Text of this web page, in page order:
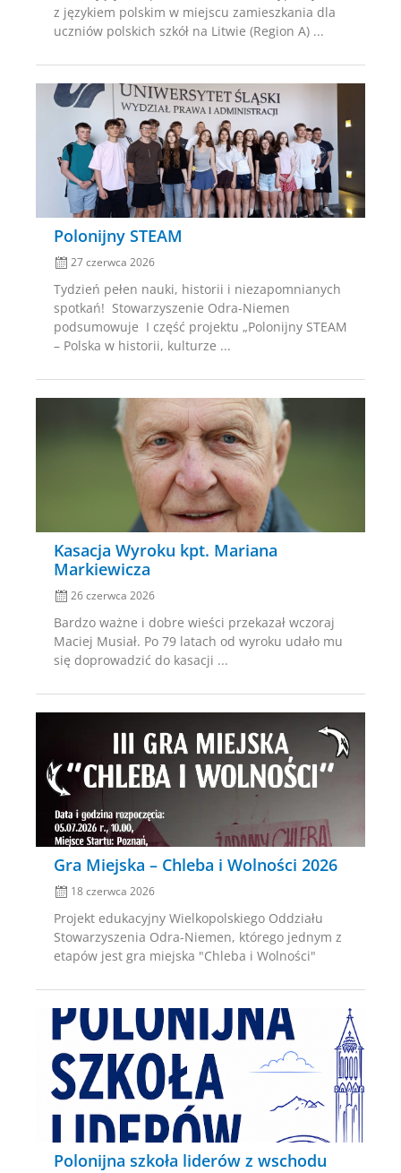
z językiem polskim w miejscu zamieszkania dla
uczniów polskich szkół na Litwie (Region A) ...
Polonijny STEAM
Posted
on
27 czerwca 2026
Tydzień pełen nauki, historii i niezapomnianych
spotkań! Stowarzyszenie Odra-Niemen
podsumowuje I część projektu „Polonijny STEAM
– Polska w historii, kulturze ...
Kasacja Wyroku kpt. Mariana
Markiewicza
26 czerwca 2026
Bardzo ważne i dobre wieści przekazał wczoraj
Maciej Musiał. Po 79 latach od wyroku udało mu
się doprowadzić do kasacji ...
Gra Miejska – Chleba i Wolności 2026
18 czerwca 2026
Projekt edukacyjny Wielkopolskiego Oddziału
Stowarzyszenia Odra-Niemen, którego jednym z
etapów jest gra miejska "Chleba i Wolności"
Polonijna szkoła liderów z wschodu
Posted
on